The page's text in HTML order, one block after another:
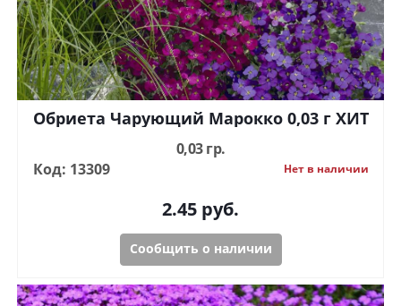
Обриета Чарующий Марокко 0,03 г ХИТ
0,03 гр.
Код: 13309
Нет в наличии
2.45 руб.
Сообщить о наличии